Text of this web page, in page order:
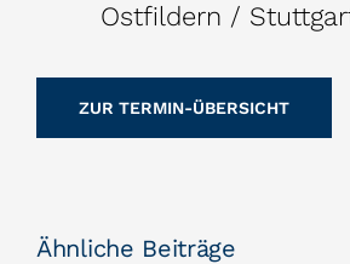
Ostfildern /
ZUR TERMIN-ÜBERSICHT
Ähnliche Beiträge